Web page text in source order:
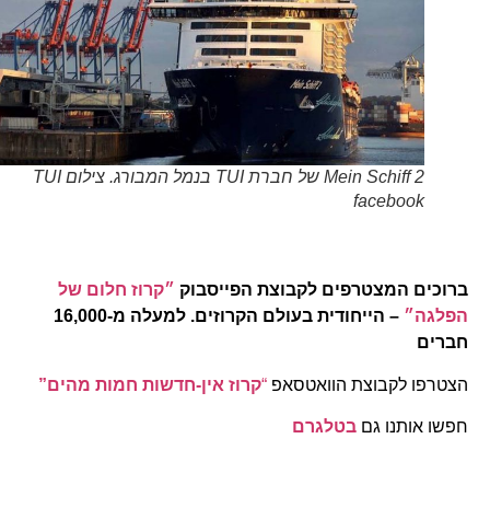
Mein Schiff 2 של חברת TUI בנמל המבורג. צילום TUI
facebook
ברוכים המצטרפים לקבוצת הפייסבוק״קרוז חלום של
הפלגה״
– הייחודית בעולם הקרוזים. למעלה מ-16,000
חברים
הצטרפו לקבוצת הוואטסאפ“קרוז אין-חדשות חמות מהים”
חפשו אותנו גםבטלגרם